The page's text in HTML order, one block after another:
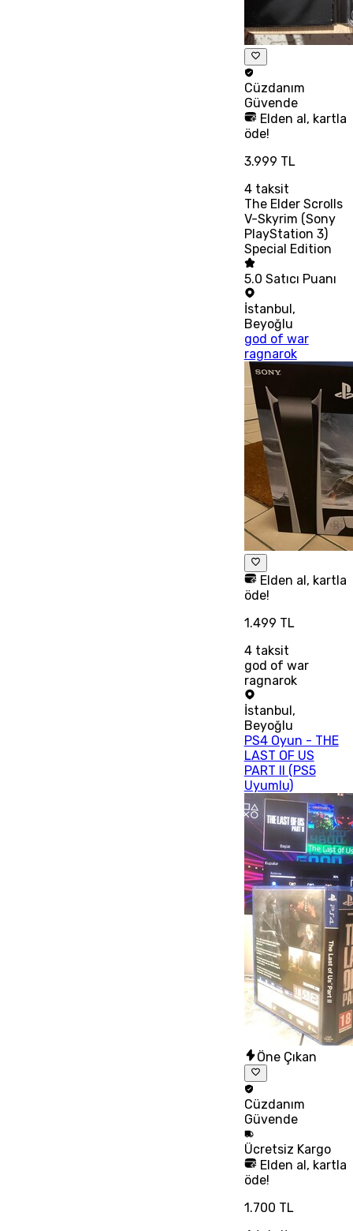
Cüzdanım
Güvende
Elden al, kartla
öde!
3.999 TL
4taksit
The Elder Scrolls
V-Skyrim (Sony
PlayStation 3)
Special Edition
5.0 Satıcı Puanı
İstanbul ,
Beyoğlu
god of war
ragnarok
Elden al, kartla
öde!
1.499 TL
4taksit
god of war
ragnarok
İstanbul,
Beyoğlu
PS4 Oyun - THE
LAST OF US
PART II (PS5
Uyumlu)
Öne Çıkan
Cüzdanım
Güvende
Ücretsiz Kargo
Elden al, kartla
öde!
1.700 TL